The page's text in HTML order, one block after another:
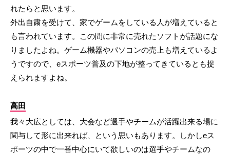
れたらと思います。
外出自粛を受けて、家でゲームをしている人が増えていると
も言われています。この間に非常に売れたソフトが話題にな
りましたよね。ゲーム機器やパソコンの売上も増えているよ
うですので、eスポーツ普及の下地が整ってきているとも捉
えられますよね。
高田
我々大広としては、大会など選手やチームが活躍出来る場に
関与して形に出来れば、という思いもあります。しかしeス
ポーツの中で一番中心にいて欲しいのは選手やチームなの